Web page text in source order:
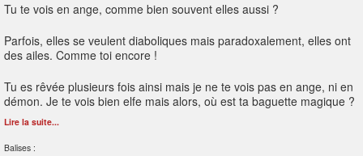
Tu te vois en ange, comme bien souvent elles aussi ?
Parfois, elles se veulent diaboliques mais paradoxalement, elles ont
des ailes. Comme toi encore !
Tu es rêvée plusieurs fois ainsi mais je ne te vois pas en ange, ni en
démon. Je te vois bien elfe mais alors, où est ta baguette magique ?
Lire la suite...
Balises :